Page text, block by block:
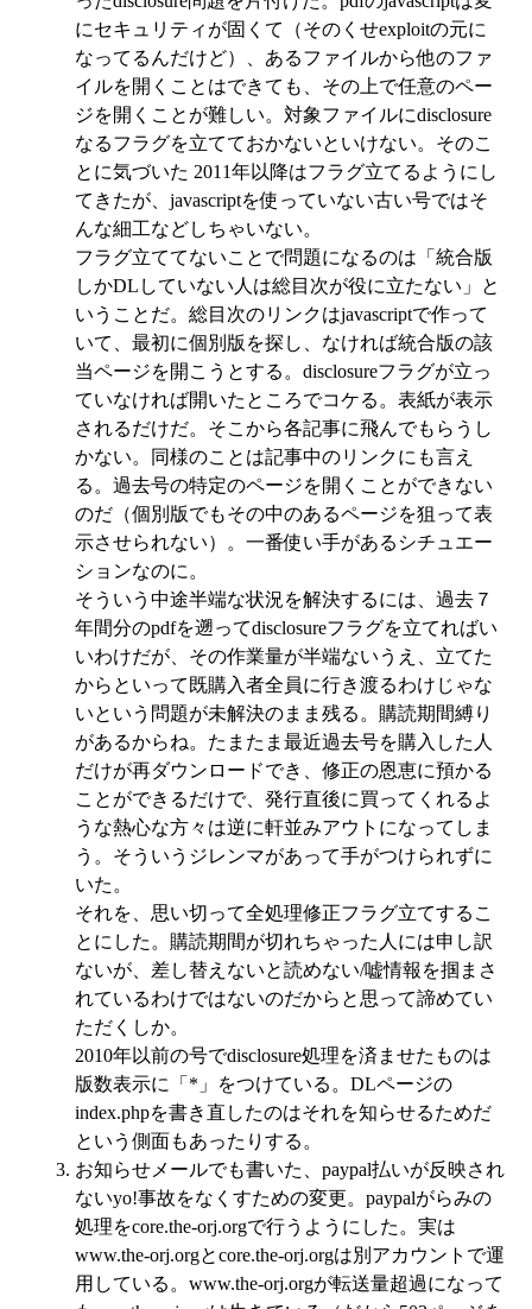
にセキュリティが固くて（そのくせexploitの元に
なってるんだけど）、あるファイルから他のファ
イルを開くことはできても、その上で任意のペー
ジを開くことが難しい。対象ファイルにdisclosure
なるフラグを立てておかないといけない。そのこ
とに気づいた 2011年以降はフラグ立てるようにし
てきたが、javascriptを使っていない古い号ではそ
んな細工などしちゃいない。
フラグ立ててないことで問題になるのは「統合版
しかDLしていない人は総目次が役に立たない」と
いうことだ。総目次のリンクはjavascriptで作って
いて、最初に個別版を探し、なければ統合版の該
当ページを開こうとする。disclosureフラグが立っ
ていなければ開いたところでコケる。表紙が表示
されるだけだ。そこから各記事に飛んでもらうし
かない。同様のことは記事中のリンクにも言え
る。過去号の特定のページを開くことができない
のだ（個別版でもその中のあるページを狙って表
示させられない）。一番使い手があるシチュエー
ションなのに。
そういう中途半端な状況を解決するには、過去７
年間分のpdfを遡ってdisclosureフラグを立てればい
いわけだが、その作業量が半端ないうえ、立てた
からといって既購入者全員に行き渡るわけじゃな
いという問題が未解決のまま残る。購読期間縛り
があるからね。たまたま最近過去号を購入した人
だけが再ダウンロードでき、修正の恩恵に預かる
ことができるだけで、発行直後に買ってくれるよ
うな熱心な方々は逆に軒並みアウトになってしま
う。そういうジレンマがあって手がつけられずに
いた。
それを、思い切って全処理修正フラグ立てするこ
とにした。購読期間が切れちゃった人には申し訳
ないが、差し替えないと読めない/嘘情報を掴まさ
れているわけではないのだからと思って諦めてい
ただくしか。
2010年以前の号でdisclosure処理を済ませたものは
版数表示に「*」をつけている。DLページの
index.phpを書き直したのはそれを知らせるためだ
という側面もあったりする。
お知らせメールでも書いた、paypal払いが反映され
ないyo!事故をなくすための変更。paypalがらみの
処理をcore.the-orj.orgで行うようにした。実は
www.the-orj.orgとcore.the-orj.orgは別アカウントで運
用している。www.the-orj.orgが転送量超過になって